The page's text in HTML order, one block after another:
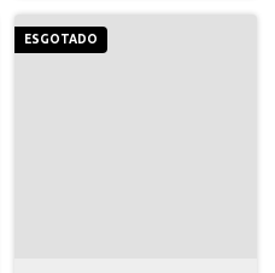
ESGOTADO